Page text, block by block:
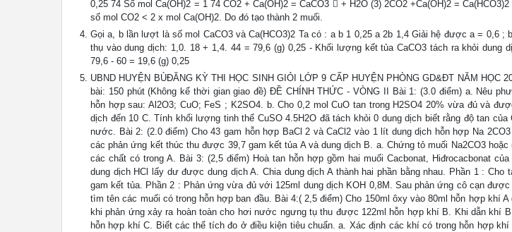
0,25 74 Số mol Ca(OH)2 = 1 74 CO2 + Ca(OH)2 = CaCO3  + H2O (3) 2CO2 +Ca(OH)2 =
số mol CO2 < 2 x mol Ca(OH)2. Do đó tạo thành 2 muối.
Gọi a, b lần lượt là số mol CaCO3 và Ca(HCO3)2 Ta có : a b 1 0,25 a 2b 1,4 Giải hệ được a = 0,6 ;
thụ vào dung dịch: 1,0. 18 + 1,4. 44 = 79,6 (g) 0,25 - Khối lượng kết tủa CaCO3 tách ra khỏi dung
79,6 - 60 = 19,6 (g) 0,25
UBND HUYỆN BÙĐĂNG KỲ THI HỌC SINH GIỎI LỚP 9 CẤP HUYỆN PHÒNG GD&ĐT NĂM HỌC
bài: 150 phút (Không kể thời gian giao đề) ĐỀ CHÍNH THỨC - VÒNG II Bài 1: (3.0 điểm) a. Nêu
hỗn hợp sau: Al2O3; CuO; FeS ; K2SO4. b. Cho 0,2 mol CuO tan trong H2SO4 20% vừa đủ và
dịch đến 10 C. Tính khối lượng tinh thể CuSO 4.5H2O đã tách khỏi 0 dung dịch biết rằng độ tan
nước. Bài 2: (2.0 điểm) Cho 43 gam hỗn hợp BaCl 2 và CaCl2 vào 1 lít dung dịch hỗn hợp Na
các phản ứng kết thúc thu được 39,7 gam kết tủa A và dung dịch B. a. Chứng tỏ muối Na2CO3
các chất có trong A. Bài 3: (2,5 điểm) Hoà tan hỗn hợp gồm hai muối Cacbonat, Hiđrocacbonat
dung dịch HCl lấy dư được dung dịch A. Chia dung dịch A thành hai phần bằng nhau. Phần 1 :
gam kết tủa. Phần 2 : Phản ứng vừa đủ với 125ml dung dịch KOH 0,8M. Sau phản ứng cô cạn
tìm tên các muối có trong hỗn hợp ban đầu. Bài 4:( 2,5 điểm) Cho 150ml ôxy vào 80ml hỗn hợp khí
khi phản ứng xảy ra hoàn toàn cho hơi nước ngưng tụ thu được 122ml hỗn hợp khí B. Khi dẫn khí B
hỗn hợp khí C. Biết các thể tích đo ở điều kiện tiêu chuẩn. a. Xác định các khí có trong hỗn hợp